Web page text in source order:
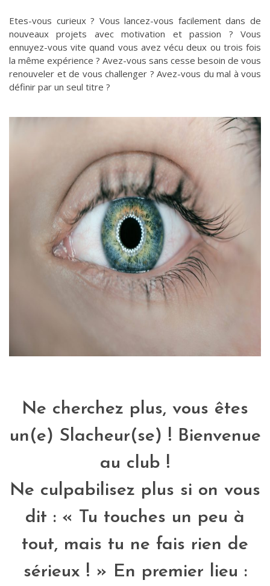
Etes-vous curieux ? Vous lancez-vous facilement dans de
nouveaux projets avec motivation et passion ? Vous
ennuyez-vous vite quand vous avez vécu deux ou trois fois
la même expérience ? Avez-vous sans cesse besoin de vous
renouveler et de vous challenger ? Avez-vous du mal à vous
définir par un seul titre ?
Ne cherchez plus, vous êtes
un(e) Slacheur(se) ! Bienvenue
au club !
Ne culpabilisez plus si on vous
dit : « Tu touches un peu à
tout, mais tu ne fais rien de
sérieux ! » En premier lieu :